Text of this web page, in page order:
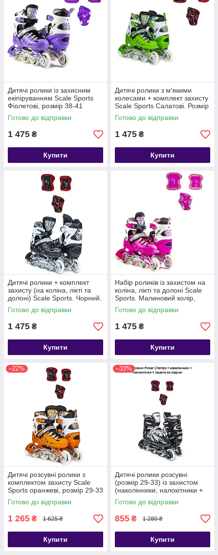
Дитячі ролики із захисним
екіпіруванням Scale Sports
Фіолетові, розмір 38-41
Готово до відправки
1 475 ₴
Купити
Дитячі ролики з м'якими
колесами + комплект захисту
Scale Sports Салатові. Розмір
29-33
Готово до відправки
1 475 ₴
Купити
Дитячі ролики + комплект
захисту (на коліна, лікті та
долоні) Scale Sports. Чорний.
Розмір 38-41
Готово до відправки
1 475 ₴
Купити
Набір роликів із захистом на
коліна, лікті та долоні Scale
Sports. Малиновий колір,
розмір 38-41
Готово до відправки
1 475 ₴
Купити
–22%
Дитячі розсувні ролики з
комплектом захисту Scale
Sports оранжеві, розмір 29-33
Готово до відправки
1 265 ₴ 1 625 ₴
Купити
–33%
Дитячі ролики розсувні
(розмір 29-33) із захистом
(наколінники, налокітники +
захист на долоні)
Готово до відправки
855 ₴ 1 280 ₴
Купити